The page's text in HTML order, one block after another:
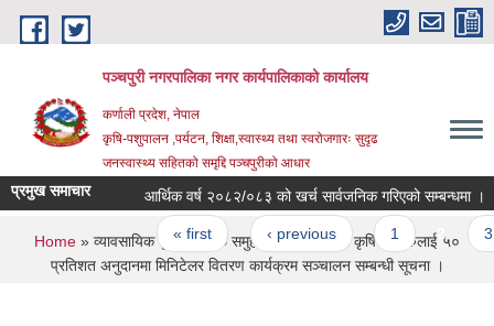
Skip to main content
पञ्चपुरी नगरपालिका नगर कार्यपालिकाको कार्यालय
कर्णाली प्रदेश, नेपाल
कृषि-पशुपालन ,पर्यटन, शिक्षा,स्वास्थ्य तथा स्वरोजगारः सुदृढ
जनस्वास्थ्य सहितको समृद्दि पञ्चपुरीको आधार
प्रमुख समाचार आर्थिक वर्ष २०८२/०८३ को खर्च सार्वजनिक गरिएको सम्बन्धमा ।
Pages
« first ‹ previous 1
You are here
Home » व्यावसायिक कृषक, कृषक समुह , कृषि सहकारी र कृषि फर्महरुलाई ५०
प्रतिशत अनुदानमा मिनिटेलर वितरण कार्यक्रम सञ्चालन सम्बन्धी सूचना ।